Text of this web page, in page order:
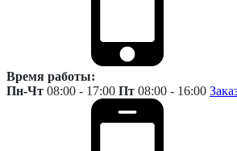
Время работы:
Пн-Чт 08:00 - 17:00 Пт 08:00 - 16:00